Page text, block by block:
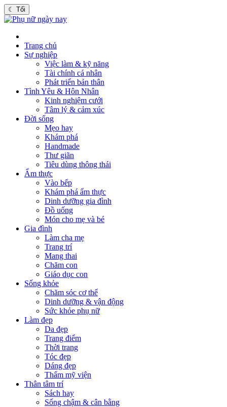
☾ Tối
Trang chủ
Sự nghiệp
Việc làm & kỹ năng
Tài chính cá nhân
Phát triển bản thân
Tình Yêu & Hôn Nhân
Kinh nghiệm cưới
Tâm lý & cảm xúc
Đời sống
Mẹo hay
Khám phá
Handmade
Thư giãn
Tiêu dùng thông thái
Ẩm thực
Vào bếp
Khám phá ẩm thực
Dinh dưỡng gia đình
Đồ uống
Món cho mẹ và bé
Gia đình
Làm cha mẹ
Trang trí
Mang thai
Chăm con
Giáo dục con
Sống khỏe
Chăm sóc cơ thể
Dinh dưỡng & vận động
Sức khỏe phụ nữ
Làm đẹp
Da đẹp
Trang điểm
Thời trang
Tóc đẹp
Dáng đẹp
Thẩm mỹ viện
Thân tâm trí
Sách hay
Sống chậm & cân bằng